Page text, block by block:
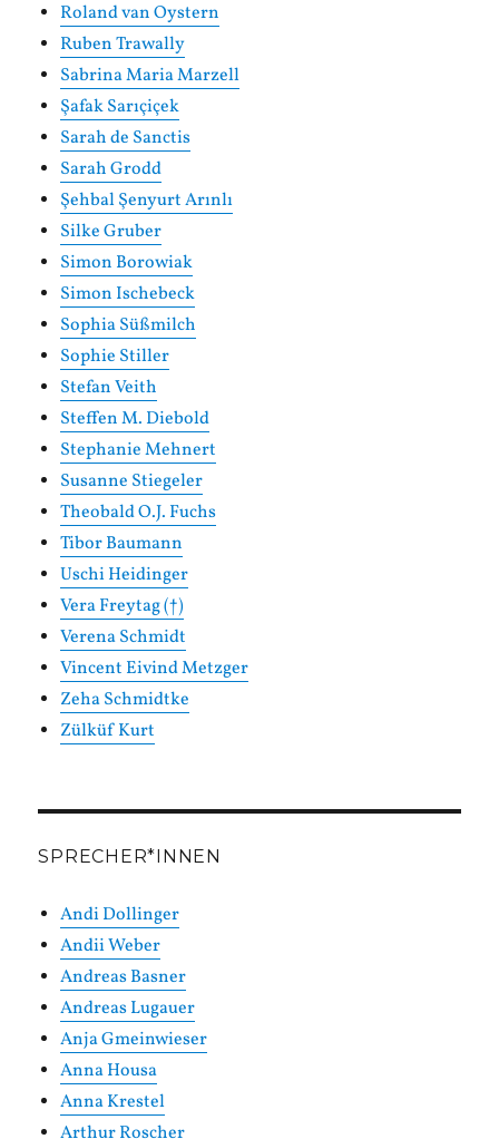
Roland van Oystern
Ruben Trawally
Sabrina Maria Marzell
Şafak Sarıçiçek
Sarah de Sanctis
Sarah Grodd
Şehbal Şenyurt Arınlı
Silke Gruber
Simon Borowiak
Simon Ischebeck
Sophia Süßmilch
Sophie Stiller
Stefan Veith
Steffen M. Diebold
Stephanie Mehnert
Susanne Stiegeler
Theobald O.J. Fuchs
Tibor Baumann
Uschi Heidinger
Vera Freytag (†)
Verena Schmidt
Vincent Eivind Metzger
Zeha Schmidtke
Zülküf Kurt
SPRECHER*INNEN
Andi Dollinger
Andii Weber
Andreas Basner
Andreas Lugauer
Anja Gmeinwieser
Anna Housa
Anna Krestel
Arthur Roscher